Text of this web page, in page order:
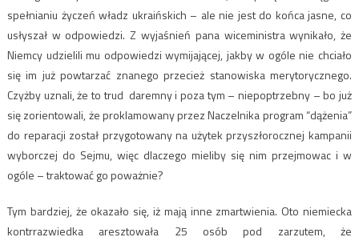
spełnianiu życzeń władz ukraińskich – ale nie jest do końca jasne, co
usłyszał w odpowiedzi. Z wyjaśnień pana wiceministra wynikało, że
Niemcy udzielili mu odpowiedzi wymijającej, jakby w ogóle nie chciało
się im już powtarzać znanego przecież stanowiska merytorycznego.
Czyżby uznali, że to trud daremny i poza tym – niepoptrzebny – bo już
się zorientowali, że proklamowany przez Naczelnika program “dążenia”
do reparacji został przygotowany na użytek przyszłorocznej kampanii
wyborczej do Sejmu, więc dlaczego mieliby się nim przejmowac i w
ogóle – traktować go poważnie?
Tym bardziej, że okazało się, iż mają inne zmartwienia. Oto niemiecka
kontrrazwiedka aresztowała 25 osób pod zarzutem, że